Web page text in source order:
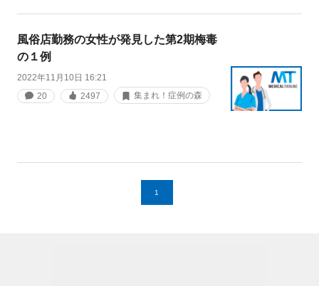
風俗店勤務の女性が発見した第2期梅毒
の１例
2022年11月10日 16:21
20
2497 集まれ！症例の森
1